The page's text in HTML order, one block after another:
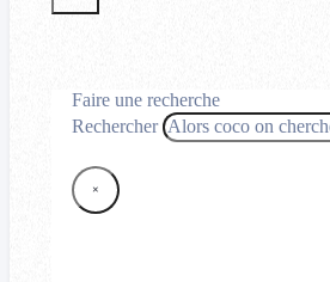
Faire une recherche
Rechercher
×